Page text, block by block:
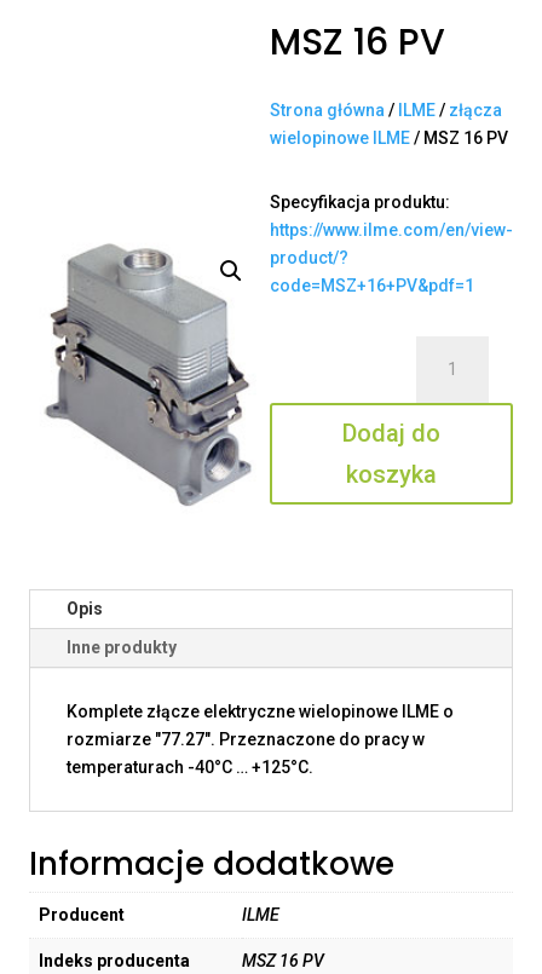
MSZ 16 PV
Strona główna / ILME/ złącza
wielopinowe ILME/ MSZ 16 PV
Specyfikacja produktu:
https://www.ilme.com/en/view-
product/?
code=MSZ+16+PV&pdf=1
16
PV
Dodaj do
koszyka
Opis
Inne produkty
Komplete złącze elektryczne wielopinowe ILME o
rozmiarze "77.27". Przeznaczone do pracy w
temperaturach -40°C … +125°C.
Informacje dodatkowe
Producent ILME
Indeks producenta MSZ 16 PV